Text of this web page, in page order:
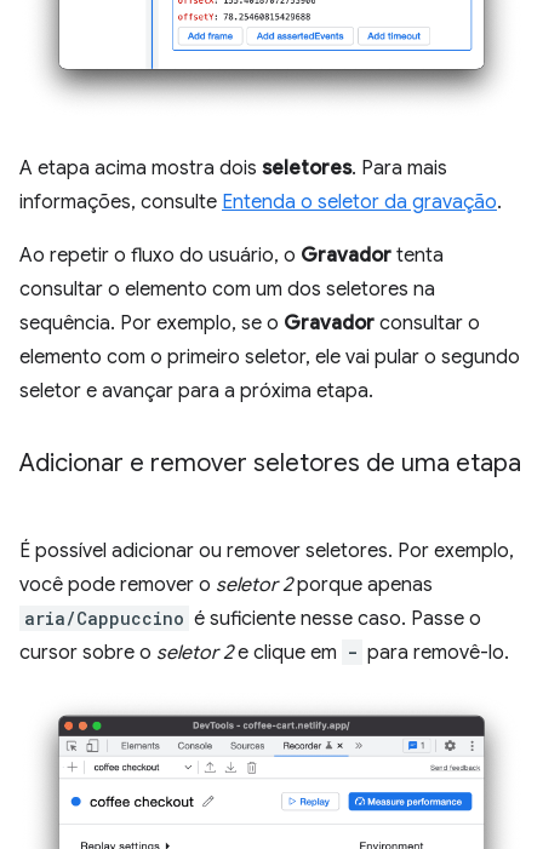
A etapa acima mostra dois seletores. Para mais
informações, consulte Entenda o seletor da gravação.
Ao repetir o fluxo do usuário, o Gravador tenta
consultar o elemento com um dos seletores na
sequência. Por exemplo, se o Gravador consultar o
elemento com o primeiro seletor, ele vai pular o segundo
seletor e avançar para a próxima etapa.
Adicionar e remover seletores de uma etapa
É possível adicionar ou remover seletores. Por exemplo,
você pode remover o seletor 2porque apenas
aria/Cappuccino é suficiente nesse caso. Passe o
cursor sobre o seletor 2e clique em - para removê-lo.